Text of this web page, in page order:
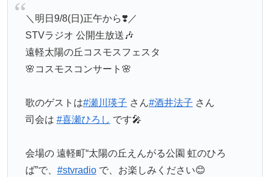
＼明日9/8(日)正午から❣️／
STVラジオ 公開生放送🎶
遠軽太陽の丘コスモスフェスタ
🌸コスモスコンサート🌸
歌のゲストは#瀬川瑛子 さん#酒井法子 さん
司会は #喜瀬ひろし です🎤
会場の 遠軽町“太陽の丘えんがる公園 虹のひろ
ば”で、 #stvradioで、お楽しみください😊